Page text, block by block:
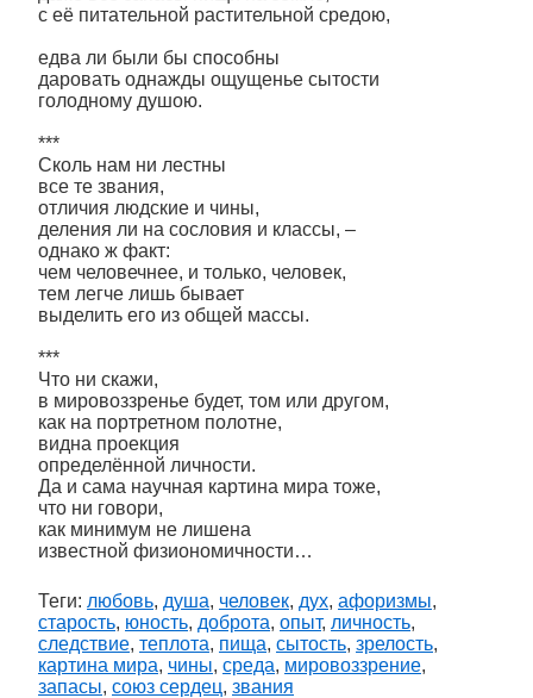
с её питательной растительной средою,
едва ли были бы способны
даровать однажды ощущенье сытости
голодному душою.
***
Сколь нам ни лестны
все те звания,
отличия людские и чины,
деления ли на сословия и классы, –
однако ж факт:
чем человечнее, и только, человек,
тем легче лишь бывает
выделить его из общей массы.
***
Что ни скажи,
в мировоззренье будет, том или другом,
как на портретном полотне,
видна проекция
определённой личности.
Да и сама научная картина мира тоже,
что ни говори,
как минимум не лишена
известной физиономичности…
Теги: любовь, душа, человек, дух, афоризмы,
старость, юность, доброта, опыт, личность,
следствие, теплота, пища, сытость, зрелость,
картина мира, чины, среда, мировоззрение,
запасы, союз сердец, звания